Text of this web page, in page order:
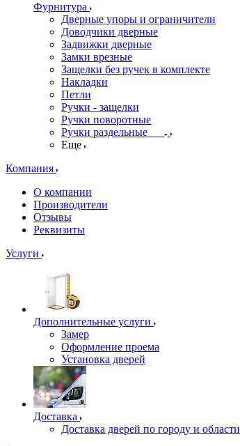
Фурнитура
Дверные упоры и ограничители
Доводчики дверные
Задвижки дверные
Замки врезные
Защелки без ручек в комплекте
Накладки
Петли
Ручки - защелки
Ручки поворотные
Ручки раздельные
Еще
Компания
О компании
Производители
Отзывы
Реквизиты
Услуги
Дополнительные услуги
Замер
Оформление проема
Установка дверей
Доставка
Доставка дверей по городу и области